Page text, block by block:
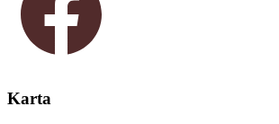
Karta